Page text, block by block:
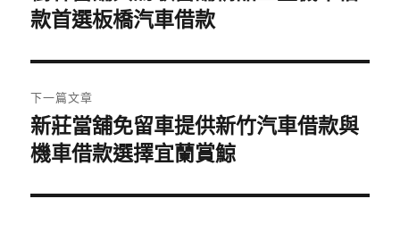
導
覽
一
文
章:
款首選板橋汽車借款
下一篇文章
下
一
文
新莊當舖免留車提供新竹汽車借款與
機車借款選擇宜蘭賞鯨